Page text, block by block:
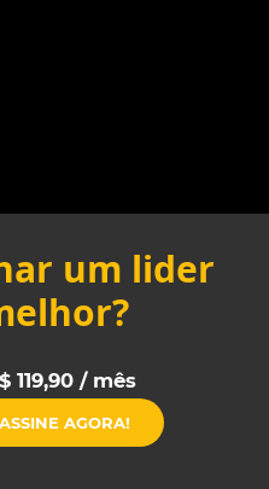
um lider
119,90 / mês
AGORA!